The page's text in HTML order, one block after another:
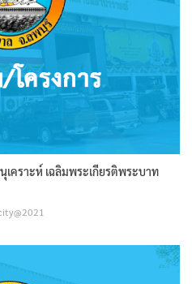
คราะห์ เฉลิมพระเกียรติพระบาท